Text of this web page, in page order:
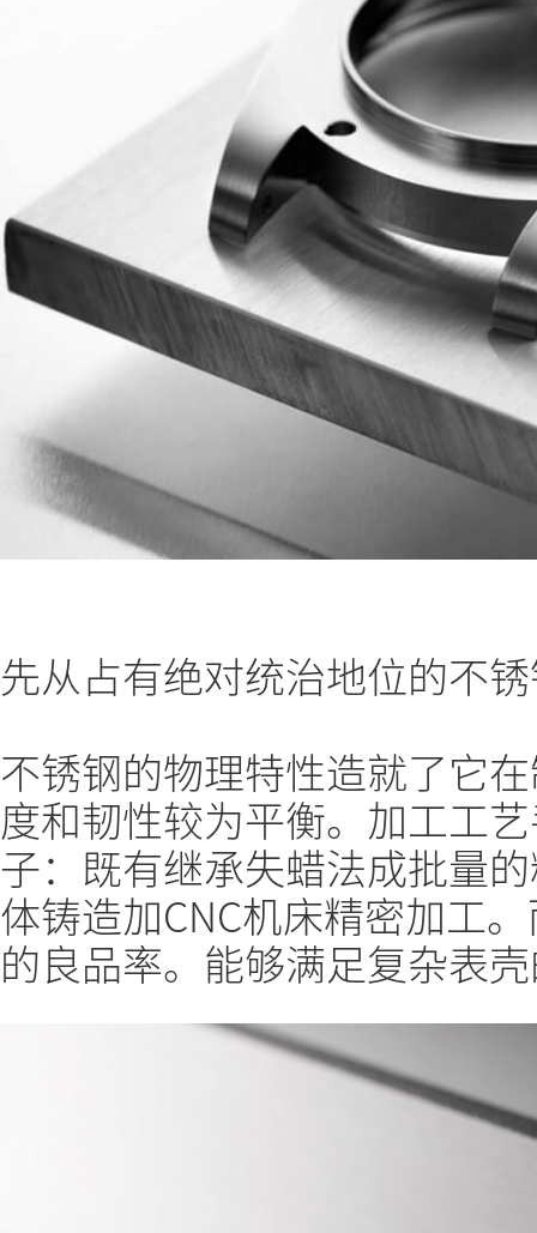
先从占有绝对统治地位的不
不锈钢的物理特性造就了它
度和韧性较为平衡。加工工
子：既有继承失蜡法成批量
体铸造加CNC机床精密加工
的良品率。能够满足复杂表